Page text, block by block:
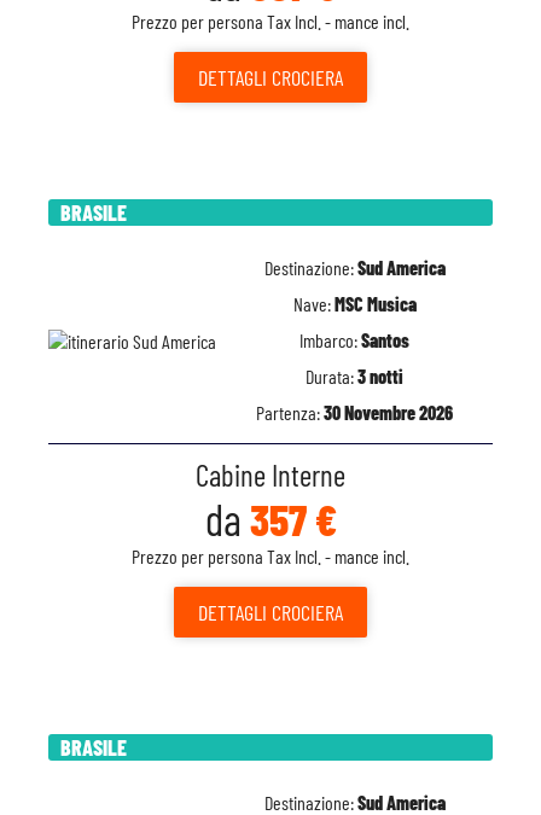
Prezzo per persona Tax Incl. - mance incl.
DETTAGLI CROCIERA
BRASILE
Destinazione:Sud America
Nave:MSC Musica
Imbarco:Santos
Durata:3 notti
Partenza:30 Novembre 2026
Cabine Interne
da 357 €
Prezzo per persona Tax Incl. - mance incl.
DETTAGLI CROCIERA
BRASILE
Destinazione:Sud America